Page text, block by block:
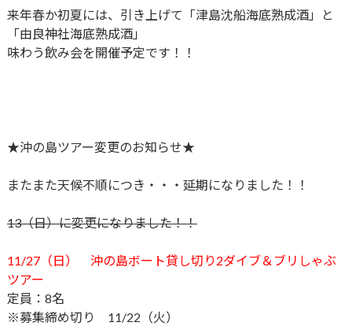
来年春か初夏には、引き上げて「津島沈船海底熟成酒」と
「由良神社海底熟成酒」
味わう飲み会を開催予定です！！
★沖の島ツアー変更のお知らせ★
またまた天候不順につき・・・延期になりました！！
13（日）に変更になりました！！
11/27（日） 沖の島ボート貸し切り2ダイブ＆ブリしゃぶ
ツアー
定員：8名
※募集締め切り 11/22（火）